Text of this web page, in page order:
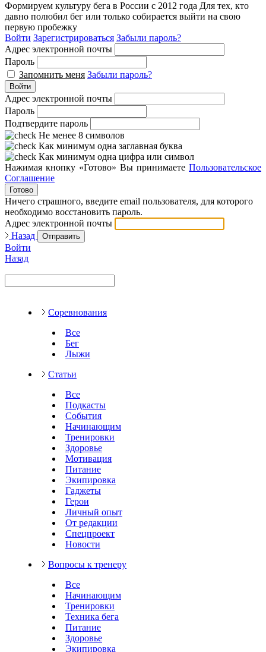
Формируем культуру бега в России с 2012 года Для тех, кто
давно полюбил бег или только собирается выйти на свою
первую пробежку
Войти Зарегистрироваться Забыли пароль?
Адрес электронной почты
Пароль
Запомнить меня Забыли пароль?
Войти
Адрес электронной почты
Пароль
Подтвердите пароль
Не менее 8 символов
Как минимум одна заглавная буква
Как минимум одна цифра или символ
Нажимая кнопку «Готово» Вы принимаете Пользовательское
Соглашение
Готово
Ничего страшного, введите email пользователя, для которого
необходимо восстановить пароль.
Адрес электронной почты
Назад
Отправить
Войти
Назад
Соревнования
Все
Бег
Лыжи
Статьи
Все
Подкасты
События
Начинающим
Тренировки
Здоровье
Мотивация
Питание
Экипировка
Гаджеты
Герои
Личный опыт
От редакции
Спецпроект
Новости
Вопросы к тренеру
Все
Начинающим
Тренировки
Техника бега
Питание
Здоровье
Экипировка